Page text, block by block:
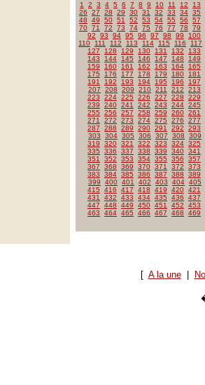
1 2 3 4 5 6 7 8 9 10 11 12
13
26
27 28 29 30 31 32 33 34 35
48
49 50 51 52 53 54 55 56
57
70 71 72 73 74 75 76 77 78
79
92
93 94 95 96 97 98 99
100
110
111 112 113 114 115 116
117
127
128 129 130 131 132
133
143
144 145 146 147 148
149
159
160 161 162 163 164
165
175
176 177 178 179 180
181
191
192 193 194 195 196
197
207
208 209 210 211 212
213
223
224 225 226 227 228
229
239
240 241 242 243 244 245
255
256 257 258 259 260 261
271
272 273 274 275 276
277
287
288 289 290 291 292
293
303
304 305 306 307 308
309
319
320 321 322 323 324 325
335
336 337 338 339 340 341
351
352 353 354 355 356
357
367
368 369 370 371 372
373
383
384 385 386 387 388
389
399
400 401 402 403 404 405
415
416 417 418 419 420 421
431
432 433 434 435 436
437
447
448 449 450 451 452
453
463
464 465 466 467 468 469
[ A la une|